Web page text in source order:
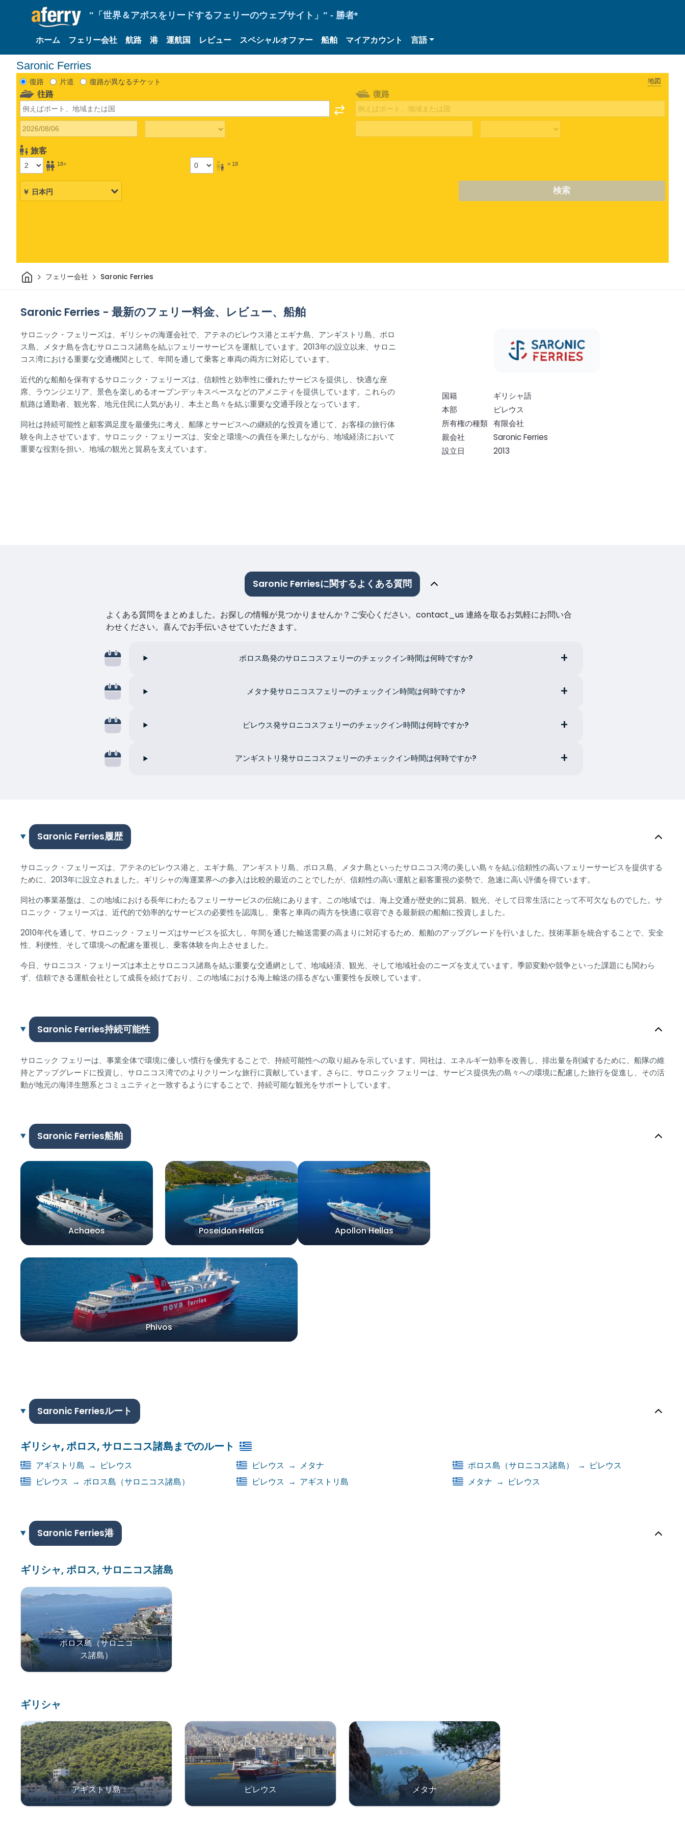
"「世界＆アポスをリードするフェリーのウェブサイト」" - 勝者*
ホーム フェリー会社 航路 港 運航国 レビュー スペシャルオファー 船舶 マイアカウント 言語
Saronic Ferries
復路 片道 復路が異なるチケット 地図
往路
旅客
18+ < 18
復路
検索
家 フェリー会社 Saronic Ferries
Saronic Ferries - 最新のフェリー料金、レビュー、船舶
サロニック・フェリーズは、ギリシャの海運会社で、アテネのピレウス港とエギナ島、アンギストリ島、ポロ
ス島、メタナ島を含むサロニコス諸島を結ぶフェリーサービスを運航しています。2013年の設立以来、サロニ
コス湾における重要な交通機関として、年間を通して乗客と車両の両方に対応しています。
近代的な船舶を保有するサロニック・フェリーズは、信頼性と効率性に優れたサービスを提供し、快適な座
席、ラウンジエリア、景色を楽しめるオープンデッキスペースなどのアメニティを提供しています。これらの
航路は通勤者、観光客、地元住民に人気があり、本土と島々を結ぶ重要な交通手段となっています。
同社は持続可能性と顧客満足度を最優先に考え、船隊とサービスへの継続的な投資を通じて、お客様の旅行体
験を向上させています。サロニック・フェリーズは、安全と環境への責任を果たしながら、地域経済において
重要な役割を担い、地域の観光と貿易を支えています。
国籍
ギリシャ語
本部
ピレウス
所有権の種類 有限会社
親会社
Saronic Ferries
設立日
2013
Saronic Ferriesに関するよくある質問
よくある質問をまとめました。お探しの情報が見つかりませんか？ご安心ください。contact_us 連絡を取るお気軽にお問い合
わせください。喜んでお手伝いさせていただきます。
ポロス島発のサロニコスフェリーのチェックイン時間は何時ですか?
メタナ発サロニコスフェリーのチェックイン時間は何時ですか?
ピレウス発サロニコスフェリーのチェックイン時間は何時ですか?
アンギストリ発サロニコスフェリーのチェックイン時間は何時ですか?
Saronic Ferries履歴
サロニック・フェリーズは、アテネのピレウス港と、エギナ島、アンギストリ島、ポロス島、メタナ島といったサロニコス湾の美しい島々を結ぶ信頼性の高いフェリーサービスを提供する
ために、2013年に設立されました。ギリシャの海運業界への参入は比較的最近のことでしたが、信頼性の高い運航と顧客重視の姿勢で、急速に高い評価を得ています。
同社の事業基盤は、この地域における長年にわたるフェリーサービスの伝統にあります。この地域では、海上交通が歴史的に貿易、観光、そして日常生活にとって不可欠なものでした。サ
ロニック・フェリーズは、近代的で効率的なサービスの必要性を認識し、乗客と車両の両方を快適に収容できる最新鋭の船舶に投資しました。
2010年代を通して、サロニック・フェリーズはサービスを拡大し、年間を通じた輸送需要の高まりに対応するため、船舶のアップグレードを行いました。技術革新を統合することで、安全
性、利便性、そして環境への配慮を重視し、乗客体験を向上させました。
今日、サロニコス・フェリーズは本土とサロニコス諸島を結ぶ重要な交通網として、地域経済、観光、そして地域社会のニーズを支えています。季節変動や競争といった課題にも関わら
ず、信頼できる運航会社として成長を続けており、この地域における海上輸送の揺るぎない重要性を反映しています。
Saronic Ferries持続可能性
サロニック フェリーは、事業全体で環境に優しい慣行を優先することで、持続可能性への取り組みを示しています。同社は、エネルギー効率を改善し、排出量を削減するために、船隊の維
持とアップグレードに投資し、サロニコス湾でのよりクリーンな旅行に貢献しています。さらに、サロニック フェリーは、サービス提供先の島々への環境に配慮した旅行を促進し、その活
動が地元の海洋生態系とコミュニティと一致するようにすることで、持続可能な観光をサポートしています。
Saronic Ferries船舶
Achaeos Poseidon Hellas
Phivos
Apollon Hellas
Saronic Ferriesルート
ギリシャ, ポロス, サロニコス諸島までのルート
アギストリ島 → ピレウス
ピレウス → ポロス島（サロニコス諸島）
ピレウス → メタナ
ピレウス → アギストリ島
ポロス島（サロニコス諸島） → ピレウス
メタナ → ピレウス
Saronic Ferries港
ギリシャ, ポロス, サロニコス諸島
ポロス島（サロニコ
ス諸島）
ギリシャ
アギストリ島 ピレウス メタナ